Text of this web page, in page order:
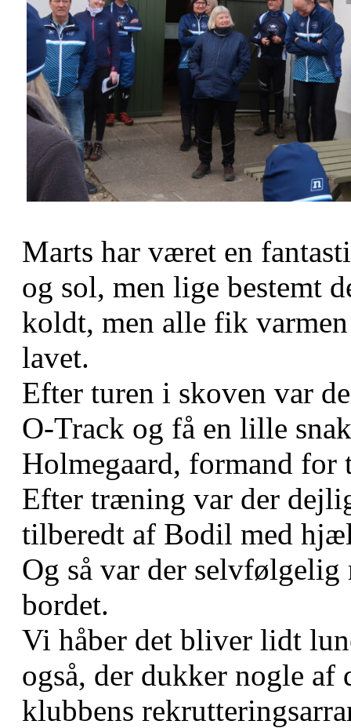
Marts har været en
og sol, men lige bestemt
koldt, men alle fik
lavet.
Efter turen i skoven var
O-Track og få en lille
Holmegaard, formand
Efter træning var der
tilberedt af Bodil med
Og så var der
bordet.
Vi håber det bliver lidt
også, der dukker nogle
klubbens